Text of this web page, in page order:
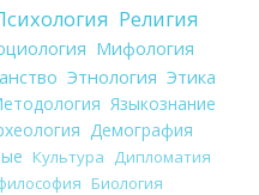
Религия
Мифология
Этнология Этика
Языкознание
Демография
Культура
Дипломатия
Биология